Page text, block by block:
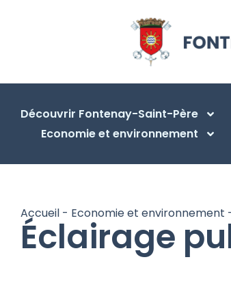
Découvrir Fontenay-Saint-Père
Economie et environnement
Accueil - Economie et environnement
Éclairage